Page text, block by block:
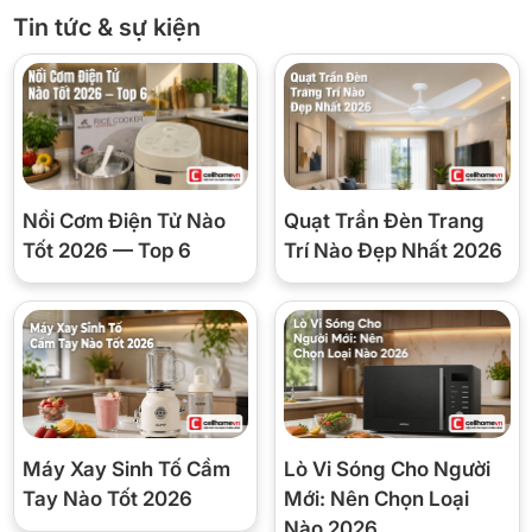
Công nghệ làm lạnh hiện đại
Công nghệ làm lạnh All-around Cooling của tủ lạnh là công nghệ
làm lạnh vòm, giúp luồng khí lạnh lan tỏa đều khắp các ngăn, hỗ
trợ duy trì nhiệt độ ổn định cho thực phẩm ở mọi vị trí trong tủ.
*Hình ảnh chỉ mang tính chất minh họa
Công nghệ bảo quản thực phẩm
Ngăn đông mềm Optimal Fresh Zone của tủ lạnh Samsung bảo
Tin tức & sự kiện
Nồi Cơm Điện Tử Nào
Tốt 2026 — Top 6
Quạt Trần Đèn Trang
Trí Nào Đẹp Nhất 2026
Máy Xay Sinh Tố Cầm
Tay Nào Tốt 2026
Lò Vi Sóng Cho Người
Mới: Nên Chọn Loại